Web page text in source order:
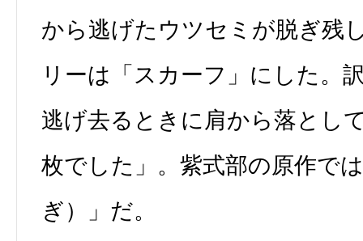
から逃げたウツセミが脱ぎ残
リーは「スカーフ」にした。
逃げ去るときに肩から落とし
枚でした」。紫式部の原作で
ぎ）」だ。